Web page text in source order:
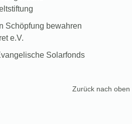
Schöpfung bewahren
e.V.
Solarfonds
Zurück nach oben